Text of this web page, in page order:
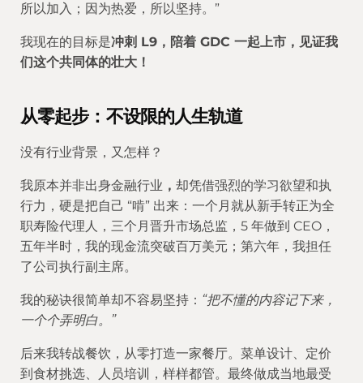
所以加入；因为热爱，所以坚持。”
我现在的目标是冲刺 L9，陪着 GDC 一起上市，见证我
们这个共同体的壮大！
从零起步：不设限的人生轨道
没有行业背景，又怎样？
我原本并非出身金融行业 ， 却凭借强烈的学习欲望和执
行力，硬是把自己 “啃” 出来：一个月就从新手转正为全
职寿险代理人，三个月晋升市场总监，5 年做到 CEO，
五年半时，我的现金流突破百万美元；第六年，我担任
了公司执行副主席。
我的秘诀很简单却不容易坚持： “把不懂的内容记下来，
一个个弄明白。”
后来我转战餐饮，从零打造一家餐厅。菜单设计、定价
到食材挑选、人员培训，样样都管。最终做成当地最受